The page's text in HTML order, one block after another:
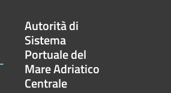
Autorità di
Sistema
Portuale del
Mare Adriatico
Centrale